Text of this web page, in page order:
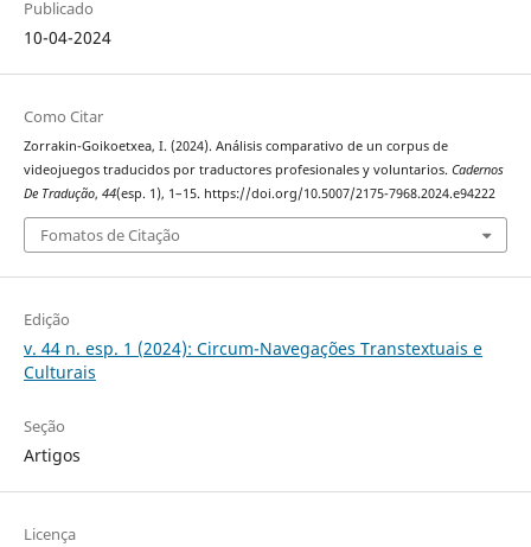
Publicado
10-04-2024
Como Citar
Zorrakin-Goikoetxea, I. (2024). Análisis comparativo de un corpus de
videojuegos traducidos por traductores profesionales y voluntarios. Cadernos
De Tradução, 44(esp. 1), 1–15. https://doi.org/10.5007/2175-7968.2024.e94222
Fomatos de Citação
Edição
v. 44 n. esp. 1 (2024): Circum-Navegações Transtextuais e
Culturais
Seção
Artigos
Licença